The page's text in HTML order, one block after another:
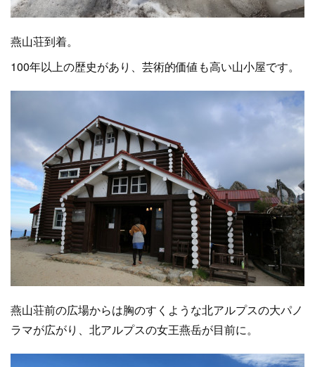
燕山荘到着。
100年以上の歴史があり、芸術的価値も高い山小屋です。
燕山荘前の広場からは胸のすくような北アルプスの大パノ
ラマが広がり、北アルプスの女王燕岳が目前に。